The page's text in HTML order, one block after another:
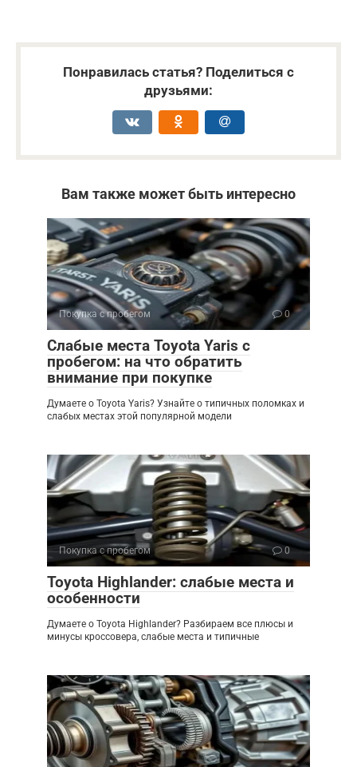
Понравилась статья? Поделиться с
друзьями:
Вам также может быть интересно
Покупка с пробегом 0
Слабые места Toyota Yaris с
пробегом: на что обратить
внимание при покупке
Думаете о Toyota Yaris? Узнайте о типичных поломках и
слабых местах этой популярной модели
Покупка с пробегом 0
Toyota Highlander: слабые места и
особенности
Думаете о Toyota Highlander? Разбираем все плюсы и
минусы кроссовера, слабые места и типичные